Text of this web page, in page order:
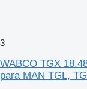
3
WABCO TGX
para MAN TGL,